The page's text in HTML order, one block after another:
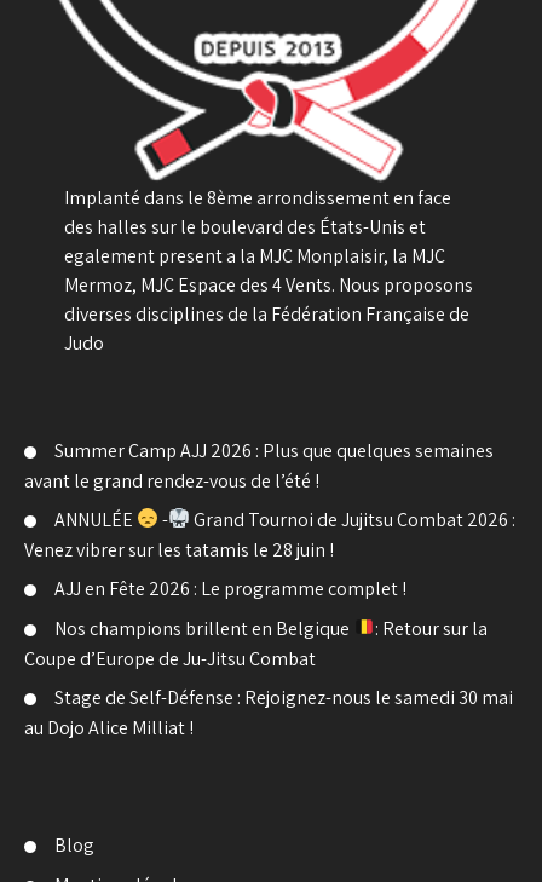
Implanté dans le 8ème arrondissement en face
des halles sur le boulevard des États-Unis et
egalement present a la MJC Monplaisir, la MJC
Mermoz, MJC Espace des 4 Vents. Nous proposons
diverses disciplines de la Fédération Française de
Judo
Summer Camp AJJ 2026 : Plus que quelques semaines
avant le grand rendez-vous de l’été !
ANNULÉE
-
Grand Tournoi de Jujitsu Combat 2026 :
Venez vibrer sur les tatamis le 28 juin !
AJJ en Fête 2026 : Le programme complet !
Nos champions brillent en Belgique
: Retour sur la
Coupe d’Europe de Ju-Jitsu Combat
Stage de Self-Défense : Rejoignez-nous le samedi 30 mai
au Dojo Alice Milliat !
Blog